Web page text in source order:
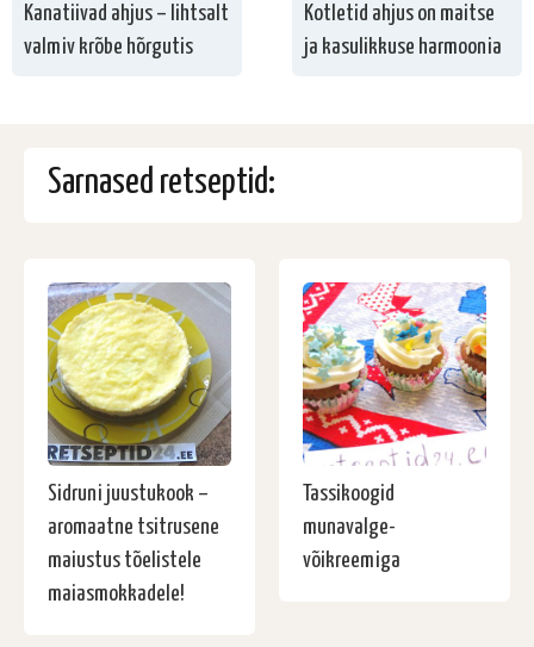
Kanatiivad ahjus – lihtsalt
valmiv krõbe hõrgutis
Kotletid ahjus on maitse
ja kasulikkuse harmoonia
Sarnased retseptid:
Sidruni juustukook –
aromaatne tsitrusene
maiustus tõelistele
maiasmokkadele!
Tassikoogid
munavalge-
võikreemiga